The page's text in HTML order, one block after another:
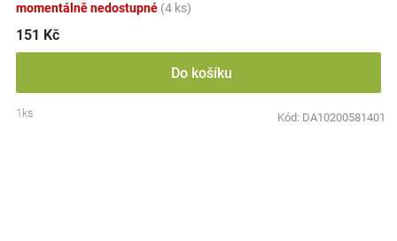
momentálně nedostupné (4 ks)
151 Kč
Do košíku
1ks Kód: DA10200581401